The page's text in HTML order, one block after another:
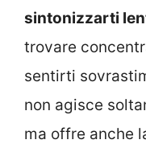
sintonizzarti
trovare
sentirti
non agisce
ma offre anche